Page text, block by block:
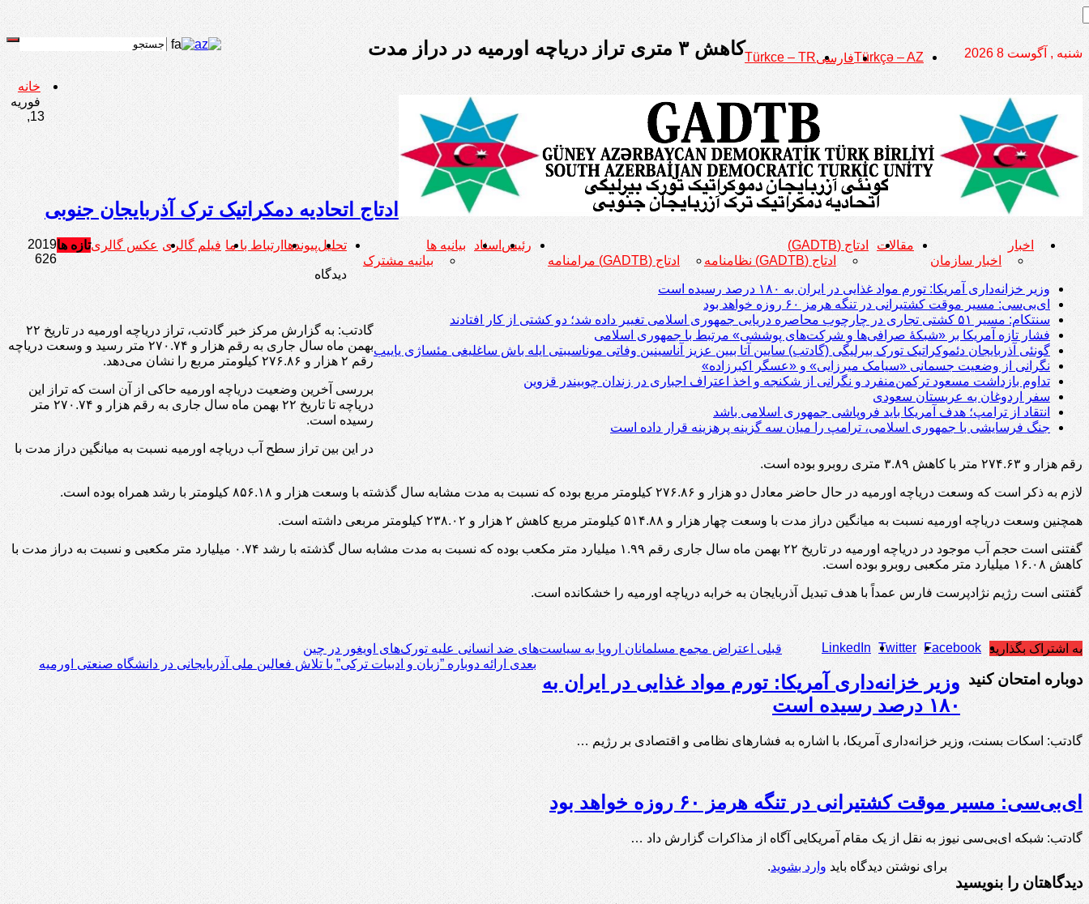
شنبه , آگوست 8 2026 Türkçə – AZفارسیTürkce – TR
ادتاج اتحادیه دمکراتیک ترک آذربایجان جنوبی
خانه
اخبار
اخبار سازمان
مقالات
ادتاج (GADTB)
ادتاج (GADTB) نظامنامه
ادتاج (GADTB) مرامنامه
رئیس اسناد
بیانیه ها
بیانیه مشترک
تحلیلپیوندهاارتباط با ما فیلم گالری عکس گالریتازه ها
وزیر خزانه‌داری آمریکا: تورم مواد غذایی در ایران به ۱۸۰ درصد رسیده است
ای‌بی‌سی: مسیر موقت کشتیرانی در تنگه هرمز ۶۰ روزه خواهد بود
سنتکام: مسیر ۵۱ کشتی تجاری در چارچوب محاصره دریایی جمهوری اسلامی تغییر داده شد؛ دو کشتی از کار افتادند
فشار تازه آمریکا بر «شبکۀ صرافی‌ها و شرکت‌های پوششی» مرتبط با جمهوری اسلامی
گونئی آذربایجان دئموکراتیک تورک بیرلیگی (گادتب) سایین آتا بیین عزیز آناسینین وفاتی موناسیبتی ایله باش ساغلیغی مئساژی یاییب
نگرانی از وضعیت جسمانی «سیامک میرزایی» و «عسگر اکبرزاده»
تداوم بازداشت مسعود ترکمن‌منفرد و نگرانی از شکنجه و اخذ اعتراف اجباری در زندان چوبیندر قزوین
سفر اردوغان به عربستان‌ سعودی
انتقاد از ترامپ؛ هدف آمریکا باید فروپاشی جمهوری اسلامی باشد
جنگ فرسایشی با جمهوری اسلامی، ترامپ را میان سه گزینه پرهزینه قرار داده است
کاهش ۳ متری تراز دریاچه اورمیه در دراز مدت
فوریه
13,
2019
626
دیدگاه
گادتب: به گزارش مرکز خبر گادتب، تراز دریاچه اورمیه در تاریخ ۲۲
بهمن ماه سال جاری به رقم هزار و ۲۷۰.۷۴ متر رسید و وسعت دریاچه
رقم ۲ هزار و ۲۷۶.۸۶ کیلومتر مربع را نشان می‌دهد.
بررسی آخرین وضعیت دریاچه اورمیه حاکی از آن است که تراز این
دریاچه تا تاریخ ۲۲ بهمن ماه سال جاری به رقم هزار و ۲۷۰.۷۴ متر
رسیده است.
در این بین تراز سطح آب دریاچه اورمیه نسبت به میانگین دراز مدت با
رقم هزار و ۲۷۴.۶۳ متر با کاهش ۳.۸۹ متری روبرو بوده است.
لازم به ذکر است که وسعت دریاچه اورمیه در حال حاضر معادل دو هزار و ۲۷۶.۸۶ کیلومتر مربع بوده که نسبت به مدت مشابه سال گذشته با وسعت هزار و ۸۵۶.۱۸ کیلومتر با رشد همراه بوده است.
همچنین وسعت دریاچه اورمیه نسبت به میانگین دراز مدت با وسعت چهار هزار و ۵۱۴.۸۸ کیلومتر مربع کاهش ۲ هزار و ۲۳۸.۰۲ کیلومتر مربعی داشته است.
گفتنی است حجم آب موجود در دریاچه اورمیه در تاریخ ۲۲ بهمن ماه سال جاری رقم ۱.۹۹ میلیارد متر مکعب بوده که نسبت به مدت مشابه سال گذشته با رشد ۰.۷۴ میلیارد متر مکعبی و نسبت به دراز مدت با
کاهش ۱۶.۰۸ میلیارد متر مکعبی روبرو بوده است.
گفتنی است رژیم نژادپرست فارس عمداً با هدف تبدیل آذربایجان به خرابه دریاچه اورمیه را خشکانده است.
به اشتراک بگذارید Facebook
Twitter
LinkedIn قبلی اعتراض مجمع مسلمانان اروپا به سیاست‌های ضد انسانی علیه تورک‌های اویغور در چین
بعدی ارائه دوباره ”زبان و ادبیات ترکی” با تلاش فعالین ملی آذربایجانی در دانشگاه صنعتی اورمیه
دوباره امتحان کنید وزیر خزانه‌داری آمریکا: تورم مواد غذایی در ایران به
۱۸۰ درصد رسیده است
گادتب: اسکات بسنت، وزیر خزانه‌داری آمریکا، با اشاره به فشارهای نظامی و اقتصادی بر رژیم …
ای‌بی‌سی: مسیر موقت کشتیرانی در تنگه هرمز ۶۰ روزه خواهد بود
گادتب: شبکه ای‌بی‌سی نیوز به نقل از یک مقام آمریکایی آگاه از مذاکرات گزارش داد …
دیدگاهتان را بنویسید
برای نوشتن دیدگاه باید وارد بشوید.